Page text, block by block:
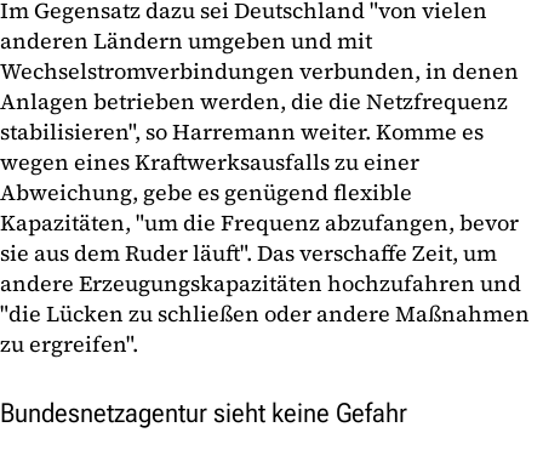
Im Gegensatz dazu sei Deutschland "von vielen
anderen Ländern umgeben und mit
Wechselstromverbindungen verbunden, in denen
Anlagen betrieben werden, die die Netzfrequenz
stabilisieren", so Harremann weiter. Komme es
wegen eines Kraftwerksausfalls zu einer
Abweichung, gebe es genügend flexible
Kapazitäten, "um die Frequenz abzufangen, bevor
sie aus dem Ruder läuft". Das verschaffe Zeit, um
andere Erzeugungskapazitäten hochzufahren und
"die Lücken zu schließen oder andere Maßnahmen
zu ergreifen".
Bundesnetzagentur sieht keine Gefahr